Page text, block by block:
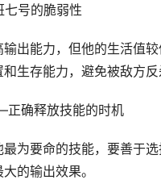
号的脆弱性
出能力，但他的生活值
生存能力，避免被敌方反
确释放技能的时机
为要命的技能，要善于
的输出效果。